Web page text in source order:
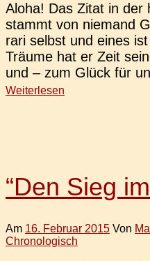
Aloha! Das Zitat in der
stammt von nie­mand
ra­ri selbst und eines
Träume hat er Zeit
und – zum Glück für
Weiterlesen
“Den Sieg
Am 16. Februar 2015 Von
Chronologisch